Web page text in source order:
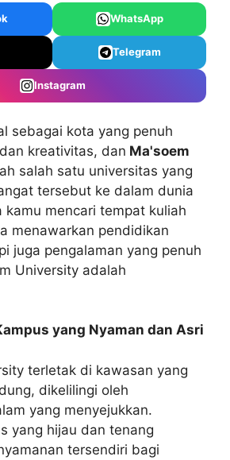
WhatsApp
Telegram
Instagram
sebagai kota yang penuh
kreativitas, dan Ma'soem
salah satu universitas yang
tersebut ke dalam dunia
kamu mencari tempat kuliah
menawarkan pendidikan
juga pengalaman yang penuh
University adalah
yang Nyaman dan Asri
terletak di kawasan yang
dikelilingi oleh
yang menyejukkan.
yang hijau dan tenang
tersendiri bagi